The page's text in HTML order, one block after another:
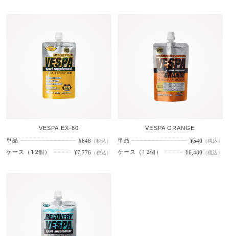
VESPA EX-80
単品 ¥648 （税込）
ケース（12個） ¥7,776 （税込）
VESPA ORANGE
単品 ¥540 （税込）
ケース（12個） ¥6,480 （税込）